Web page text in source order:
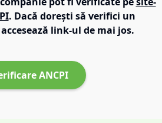
. Dacă dorești să verifici un
link-ul de mai jos.
ANCPI